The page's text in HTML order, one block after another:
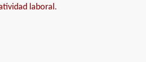
laboral.